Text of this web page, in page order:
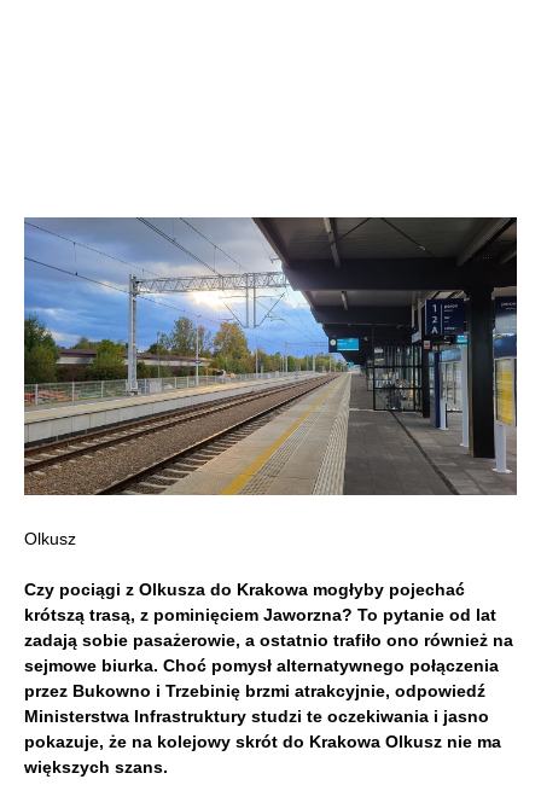
Olkusz
Czy pociągi z Olkusza do Krakowa mogłyby pojechać
krótszą trasą, z pominięciem Jaworzna? To pytanie od lat
zadają sobie pasażerowie, a ostatnio trafiło ono również na
sejmowe biurka. Choć pomysł alternatywnego połączenia
przez Bukowno i Trzebinię brzmi atrakcyjnie, odpowiedź
Ministerstwa Infrastruktury studzi te oczekiwania i jasno
pokazuje, że na kolejowy skrót do Krakowa Olkusz nie ma
większych szans.